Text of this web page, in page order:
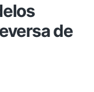
de